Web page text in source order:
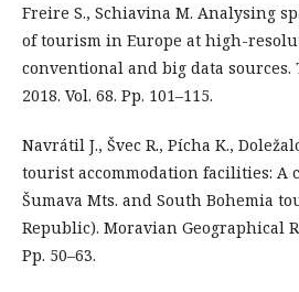
Freire S., Schiavina M. Analysing
of tourism in Europe at high-
conventional and big data sources.
2018. Vol. 68. Рр. 101–115.
Navrátil J., Švec R., Pícha K.,
tourist accommodation facilities: A
Šumava Mts. and South Bohemia
Republic). Moravian Geographical
Рр. 50–63.